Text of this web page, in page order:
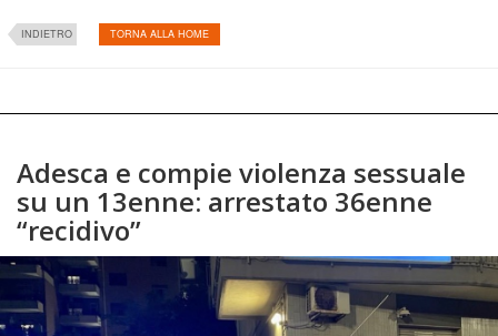
INDIETRO TORNA ALLA HOME
Adesca e compie violenza sessuale
su un 13enne: arrestato 36enne
“recidivo”